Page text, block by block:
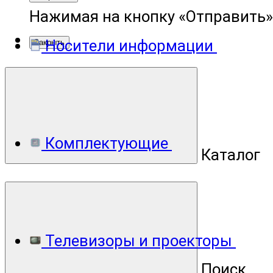
Нажимая на кнопку
Закрыть
Каталог
Носители информации
Комплектующие
Телевизоры и проекторы